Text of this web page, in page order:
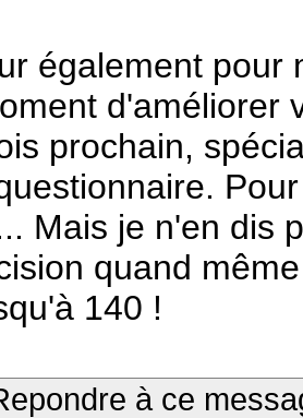
également pour
d'améliorer
prochain,
Mais je n'en dis
quand
140 !
à ce